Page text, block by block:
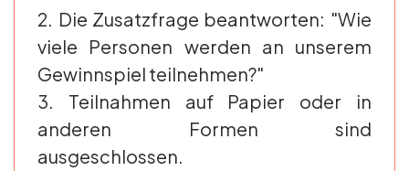
Die Zusatzfrage beantworten: "Wie
viele Personen werden an unserem
Gewinnspiel teilnehmen?"
Teilnahmen auf Papier oder in
anderen Formen sind
ausgeschlossen.